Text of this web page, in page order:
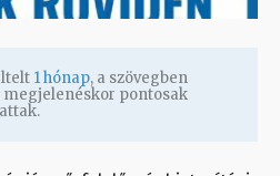
1 hónap, a szövegben
pontosak